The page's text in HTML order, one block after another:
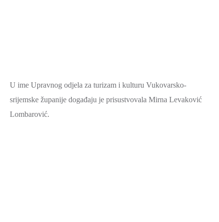
U ime Upravnog odjela za turizam i kulturu Vukovarsko-
srijemske županije događaju je prisustvovala Mirna Levaković
Lombarović.